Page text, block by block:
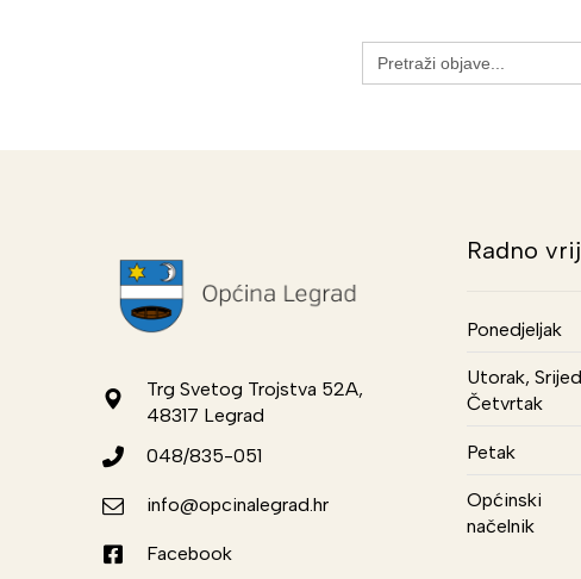
Search
for:
Trg Svetog Trojstva 52A,
48317 Legrad
048/835-051
info@opcinalegrad.hr
Facebook
Radno
Ponedjeljak
Utorak,
Četvrtak
Petak
Općinski
načelnik